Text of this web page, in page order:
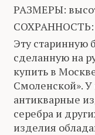
РАЗМЕРЫ:
СОХРАННОСТЬ:
Эту старинную
сделанную на
купить в
Смоленской».
антикварные
серебра и
изделия